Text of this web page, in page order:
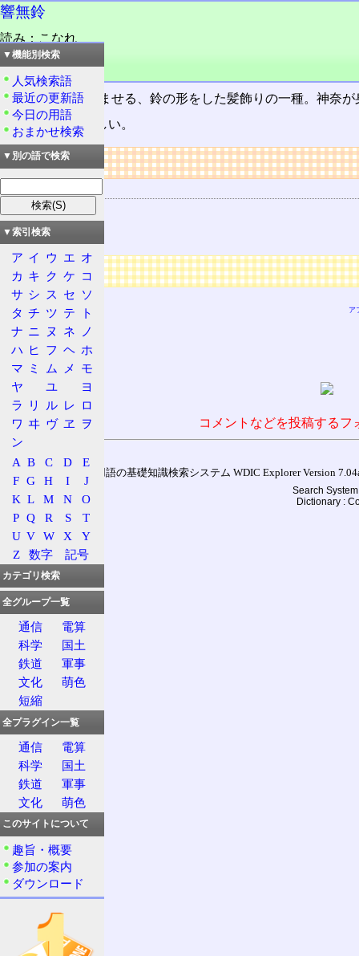
響無鈴
読み：こなれ
外語：konare
品詞：名詞
垂らし髪にからませる、鈴の形をした髪飾りの一種。神奈
AIRでの造語らしい。
リンク
AIR
神奈備命
広告
ア
コメントなどを投稿する
通信用語の基礎知識検索システム WDIC Explorer Version
Search
Dictionary :
▼機能別検索
人気検索語
最近の更新語
今日の用語
おまかせ検索
▼別の語で検索
▼索引検索
ア イ ウ エ オ
カ キ ク ケ コ
サ シ ス セ ソ
タ チ ツ テ
ト
ナ ニ ヌ ネ
ノ
ハ ヒ フ ヘ ホ
マ ミ ム メ
モ
ヤ
ユ
ヨ
ラ
リ ル レ ロ
ワ ヰ ヴ ヱ
ヲ
ン
A B C D
E
F G H I
J
K L M N
O
P Q R S
T
U V W X
Y
Z
数字 記号
カテゴリ検索
全グループ一覧
通信
電算
科学
国土
鉄道
軍事
文化
萌色
短縮
全プラグイン一覧
通信
電算
科学
国土
鉄道
軍事
文化
萌色
このサイトについて
趣旨・概要
参加の案内
ダウンロード